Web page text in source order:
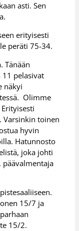
asti. Sen
erityisesti
peräti 75-34.
Tänään
11 pelasivat
näkyi
Olimme
Varsinkin toinen
hyvin
Hatunnosto
joka johti
päävalmentaja
15/7 ja
15/2.